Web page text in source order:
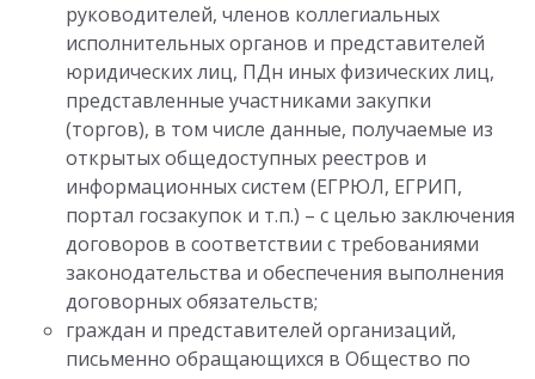
руководителей, членов коллегиальных
исполнительных органов и представителей
юридических лиц, ПДн иных физических лиц,
представленные участниками закупки
(торгов), в том числе данные, получаемые из
открытых общедоступных реестров и
информационных систем (ЕГРЮЛ, ЕГРИП,
портал госзакупок и т.п.) – с целью заключения
договоров в соответствии с требованиями
законодательства и обеспечения выполнения
договорных обязательств;
граждан и представителей организаций,
письменно обращающихся в Общество по